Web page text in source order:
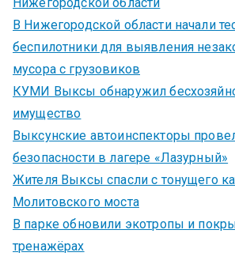
Нижегородской области
В Нижегородской области начали
беспилотники для выявления
мусора с грузовиков
КУМИ Выксы обнаружил
имущество
Выксунские автоинспекторы
безопасности в лагере «Лазурный»
Жителя Выксы спасли с тонущего
Молитовского моста
В парке обновили экотропы и
тренажёрах